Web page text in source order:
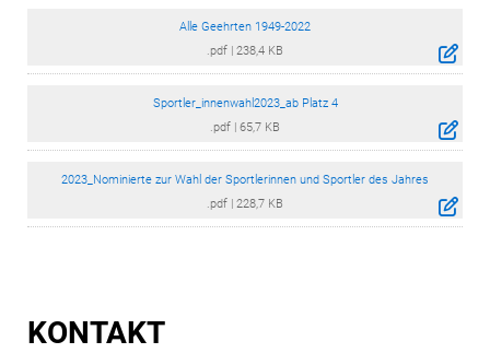
Alle Geehrten 1949-2022
.pdf
238,4 KB
Sportler_innenwahl2023_ab Platz 4
.pdf
65,7 KB
2023_Nominierte zur Wahl der Sportlerinnen und Sportler des Jahres
.pdf
228,7 KB
KONTAKT